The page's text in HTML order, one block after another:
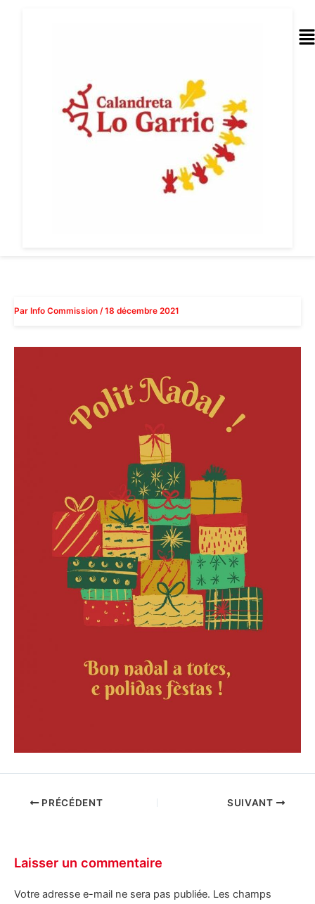
Par Info Commission /18 décembre 2021
PRÉCÉDENT SUIVANT
Laisser un commentaire
Votre adresse e-mail ne sera pas publiée. Les champs